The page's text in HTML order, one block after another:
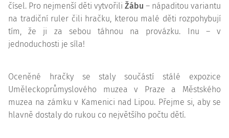
čísel. Pro nejmenší děti vytvořili Žábu – nápaditou variantu
na tradiční ruler čili hračku, kterou malé děti rozpohybují
tím, že ji za sebou táhnou na provázku. Inu – v
jednoduchosti je síla!
Oceněné hračky se staly součástí stálé expozice
Uměleckoprůmyslového muzea v Praze a Městského
muzea na zámku v Kamenici nad Lipou. Přejme si, aby se
hlavně dostaly do rukou co největšího počtu dětí.